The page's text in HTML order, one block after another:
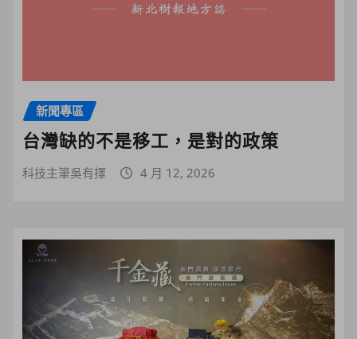
新聞專區
台灣缺的不是移工，是對的政策
科技主筆吳有擇 4 月 12, 2026